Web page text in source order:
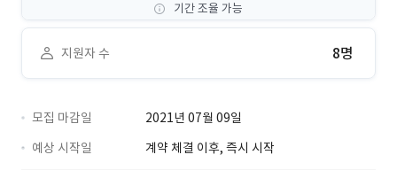
기간 조율 가능
지원자 수 8명
모집 마감일
2021년 07월 09일
예상 시작일
계약 체결 이후, 즉시 시작